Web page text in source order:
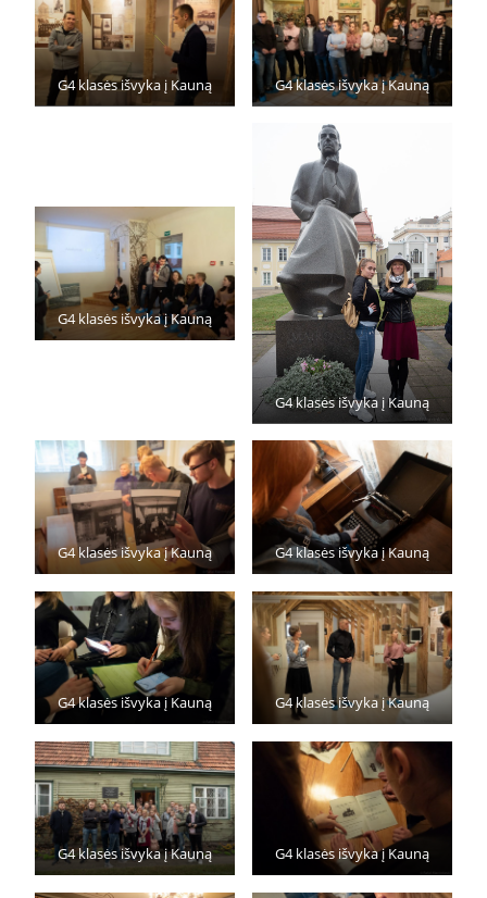
G4 klasės išvyka į Kauną G4 klasės išvyka į Kauną
G4 klasės išvyka į Kauną
G4 klasės išvyka į Kauną
G4 klasės išvyka į Kauną G4 klasės išvyka į Kauną
G4 klasės išvyka į Kauną G4 klasės išvyka į Kauną
G4 klasės išvyka į Kauną G4 klasės išvyka į Kauną